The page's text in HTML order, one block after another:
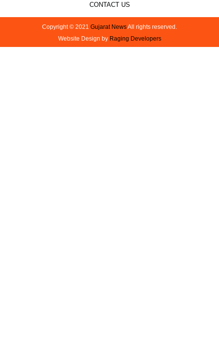
CONTACT US
Copyright © 2021 Gujarat NewsAll rights reserved.
Website Design by Raging Developers